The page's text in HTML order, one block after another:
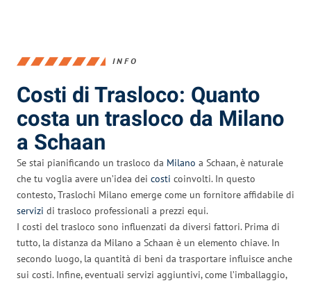
INFO
Costi di Trasloco: Quanto
costa un trasloco da Milano
a Schaan
Se stai pianificando un trasloco da Milano a Schaan, è naturale
che tu voglia avere un’idea dei costi coinvolti. In questo
contesto, Traslochi Milano emerge come un fornitore affidabile di
servizi di trasloco professionali a prezzi equi.
I costi del trasloco sono influenzati da diversi fattori. Prima di
tutto, la distanza da Milano a Schaan è un elemento chiave. In
secondo luogo, la quantità di beni da trasportare influisce anche
sui costi. Infine, eventuali servizi aggiuntivi, come l’imballaggio,